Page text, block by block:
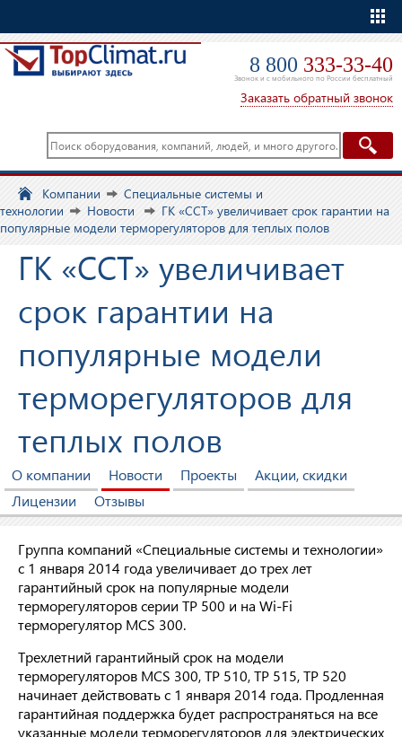
8 800 333-33-40
Звонок и с мобильного по России бесплатный
Заказать обратный звонок
Компании
Специальные системы и
технологии
Новости
ГК «ССТ» увеличивает срок гарантии на
популярные модели терморегуляторов для теплых полов
ГК «ССТ» увеличивает
срок гарантии на
популярные модели
терморегуляторов для
теплых полов
О компании Новости Проекты
Акции, скидки
Лицензии
Отзывы
Группа компаний «Специальные системы и технологии»
с 1 января 2014 года увеличивает до трех лет
гарантийный срок на популярные модели
терморегуляторов серии ТР 500 и на Wi-Fi
терморегулятор MCS 300.
Трехлетний гарантийный срок на модели
терморегуляторов MCS 300, ТР 510, ТР 515, ТР 520
начинает действовать с 1 января 2014 года. Продленная
гарантийная поддержка будет распространяться на все
указанные модели терморегуляторов для электрических